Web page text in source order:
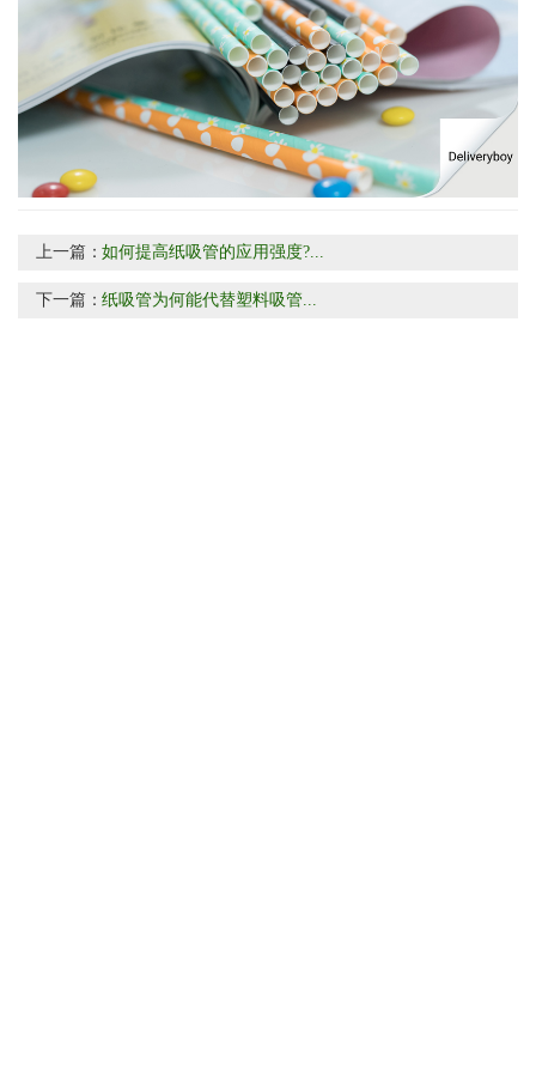
上一篇：如何提高纸吸管的应用强度?...
下一篇：纸吸管为何能代替塑料吸管...